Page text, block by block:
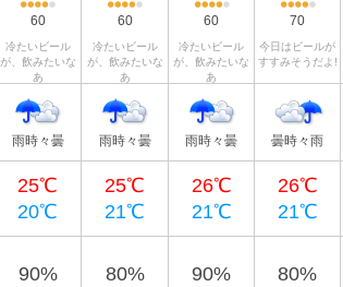
60
冷たいビール
が、飲みたいな
あ
60
冷たいビール
が、飲みたいな
あ
60
冷たいビール
が、飲みたいな
あ
70
今日はビールが
すすみそうだよ!
雨時々曇 雨時々曇 雨時々曇 曇時々雨
25℃
20℃
25℃
21℃
26℃
21℃
26℃
21℃
90% 80% 90% 80%